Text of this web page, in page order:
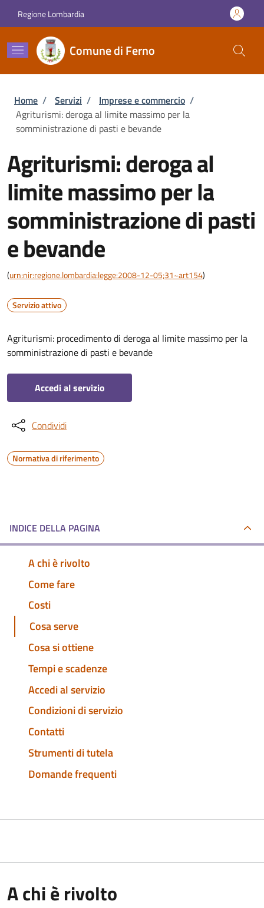
Regione Lombardia
Comune di Ferno
Briciole di pane
Home / Servizi / Imprese e commercio /
Agriturismi: deroga al limite massimo per la
somministrazione di pasti e bevande
Agriturismi: deroga al
limite massimo per la
somministrazione di pasti
e bevande
(urn:nir:regione.lombardia:legge:2008-12-05;31~art154)
Servizio attivo
Agriturismi: procedimento di deroga al limite massimo per la
somministrazione di pasti e bevande
Accedi al servizio
Condividi
Normativa di riferimento
INDICE DELLA PAGINA
A chi è rivolto
Come fare
Costi
Cosa serve
Cosa si ottiene
Tempi e scadenze
Accedi al servizio
Condizioni di servizio
Contatti
Strumenti di tutela
Domande frequenti
A chi è rivolto